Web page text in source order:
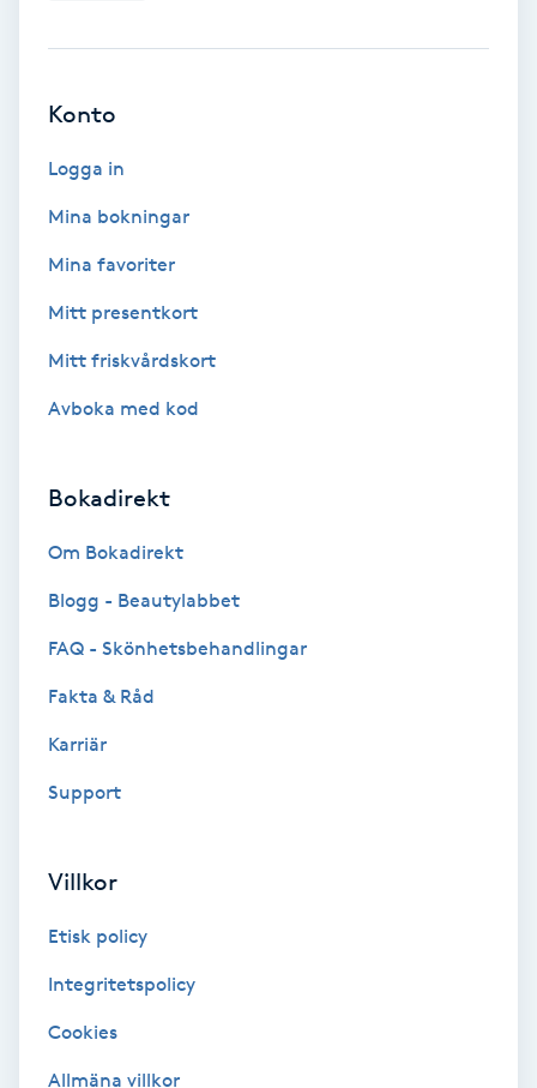
Restorative Yoga
Rosenmetoden
Ryggmassage
Shiatsu
Sjukgymnastik
Sklerosering
Konto
Logga in
Mina bokningar
Mina favoriter
Mitt presentkort
Mitt friskvårdskort
Avboka med kod
Bokadirekt
Om Bokadirekt
Blogg - Beautylabbet
FAQ - Skönhetsbehandlingar
Fakta & Råd
Karriär
Support
Villkor
Etisk policy
Integritetspolicy
Cookies
Allmäna villkor